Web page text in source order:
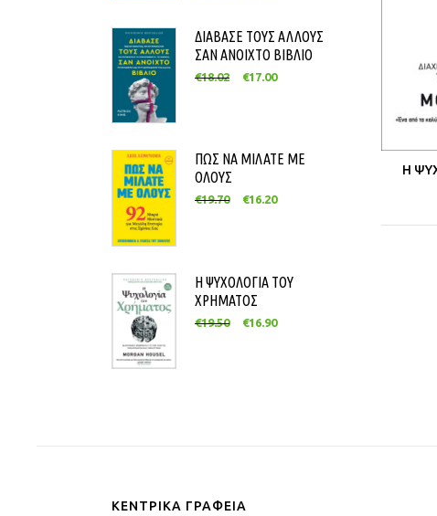
ΔΙΑΒΑΣΕ ΤΟΥΣ ΑΛΛΟΥΣ
ΣΑΝ ΑΝΟΙΧΤΟ ΒΙΒΛΙΟ
€18.02 €17.00
ΠΩΣ ΝΑ ΜΙΛΑΤΕ ΜΕ
ΟΛΟΥΣ
€19.70 €16.20
Η ΨΥΧΟΛΟΓΙΑ ΤΟΥ
ΧΡΗΜΑΤΟΣ
€19.50 €16.90
Η
ΚΕΝΤΡΙΚΑ ΓΡΑΦΕΙΑ